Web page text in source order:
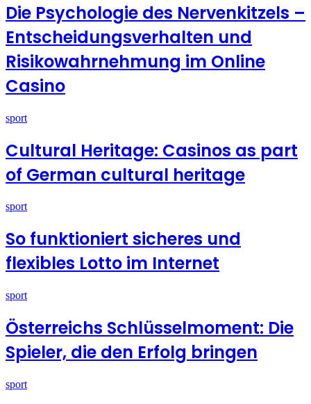
Die Psychologie des Nervenkitzels –
Entscheidungsverhalten und
Risikowahrnehmung im Online
Casino
sport
Cultural Heritage: Casinos as part
of German cultural heritage
sport
So funktioniert sicheres und
flexibles Lotto im Internet
sport
Österreichs Schlüsselmoment: Die
Spieler, die den Erfolg bringen
sport